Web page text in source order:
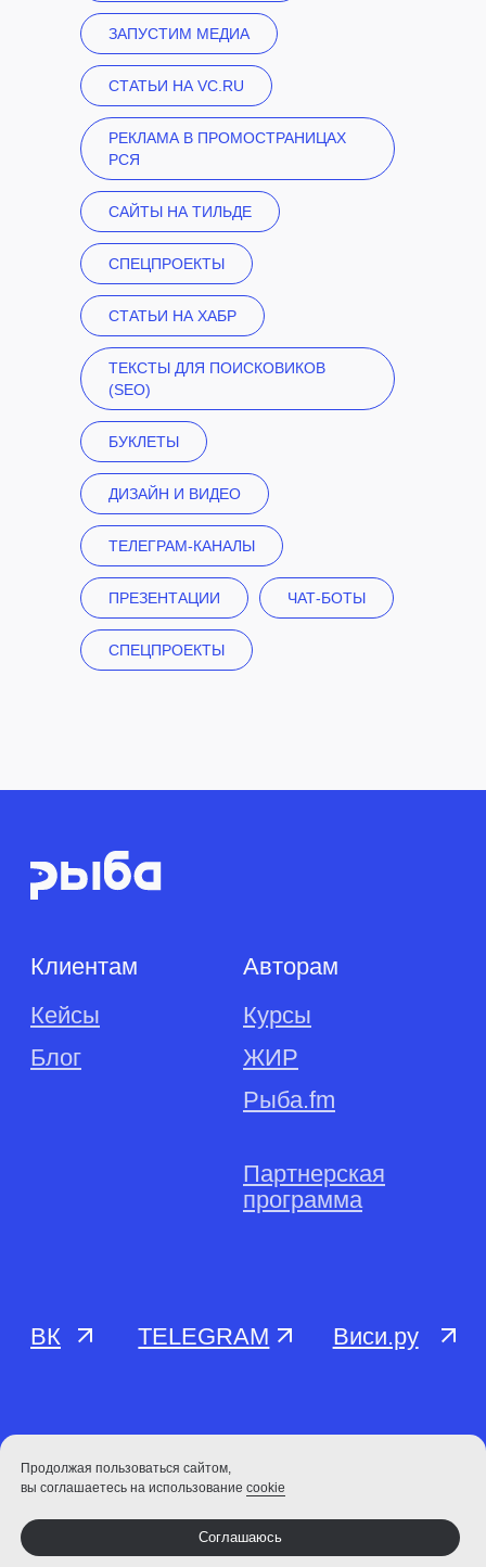
Продолжая пользоваться сайтом,
вы соглашаетесь на использование cookie
Соглашаюсь
ЗАПУСТИМ МЕДИА
СТАТЬИ НА VC.RU
РЕКЛАМА В ПРОМОСТРАНИЦАХ
РСЯ
САЙТЫ НА ТИЛЬДЕ
СПЕЦПРОЕКТЫ
CТАТЬИ НА ХАБР
ТЕКСТЫ ДЛЯ ПОИСКОВИКОВ
(SEO)
БУКЛЕТЫ
ДИЗАЙН И ВИДЕО
ТЕЛЕГРАМ-КАНАЛЫ
ПРЕЗЕНТАЦИИ ЧАТ-БОТЫ
СПЕЦПРОЕКТЫ